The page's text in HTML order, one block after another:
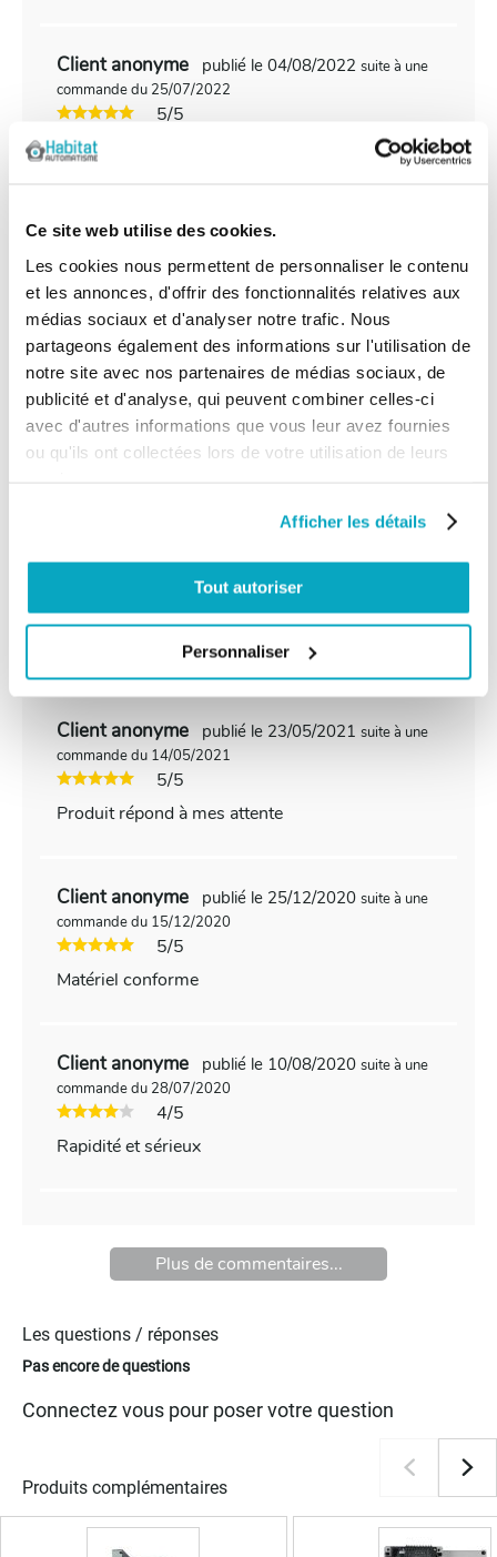
Ce site web utilise des cookies.
Les cookies nous permettent de personnaliser le contenu
et les annonces, d'offrir des fonctionnalités relatives aux
médias sociaux et d'analyser notre trafic. Nous
partageons également des informations sur l'utilisation de
notre site avec nos partenaires de médias sociaux, de
publicité et d'analyse, qui peuvent combiner celles-ci
avec d'autres informations que vous leur avez fournies
ou qu'ils ont collectées lors de votre utilisation de leurs
Afficher les détails
Tout autoriser
Personnaliser
Client anonyme publié le 04/08/2022 suite à une
commande du 25/07/2022
5/5
Produit conforme à mes attentes
Client anonymepublié le 26/09/2021
commande du 09/09/2021
5/5
Satisfait de votre service
Client anonyme publié le 31/07/2021 suite à une
commande du 20/07/2021
5/5
Client anonymepublié le 20/06/2021 suite à une
commande du 05/06/2021
5/5
Client anonyme publié le 23/05/2021 suite à une
commande du 14/05/2021
5/5
Produit répond à mes attente
Client anonyme publié le 25/12/2020 suite à une
commande du 15/12/2020
5/5
Matériel conforme
Client anonyme publié le 10/08/2020 suite à une
commande du 28/07/2020
4/5
Rapidité et sérieux
Plus de commentaires...
Les questions / réponses
Pas encore de questions
Connectez vous pour poser votre question
Produits complémentaires